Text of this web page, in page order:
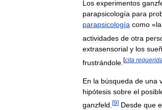
Los experimentos
parapsicología para
parapsicología como «la
actividades de otra
extrasensorial y los
frustrándole [cita requerida
En la búsqueda de una
hipótesis sobre el
ganzfeld [9] Desde que